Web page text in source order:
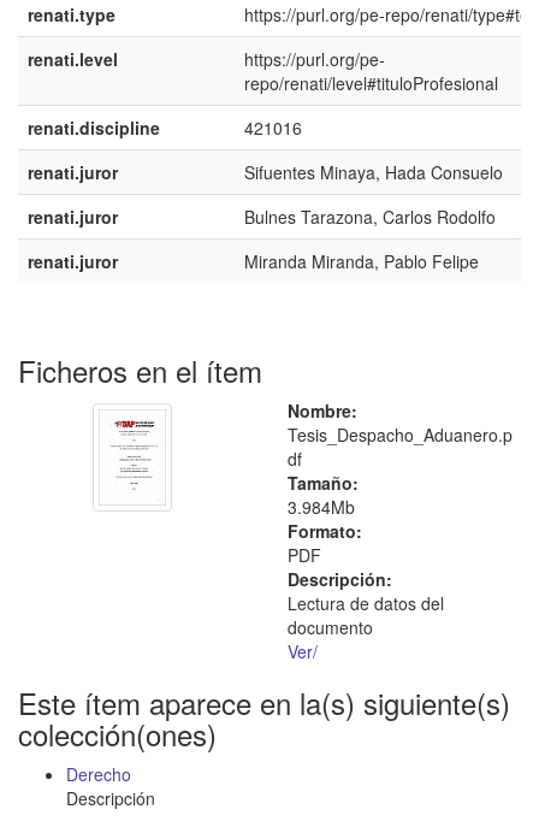
renati.type
https://purl.org/pe-repo/renati/
renati.level
https://purl.org/pe-
repo/renati/level#tituloProfesional
renati.discipline
421016
renati.juror
Sifuentes Minaya, Hada Consuelo
renati.juror
Bulnes Tarazona, Carlos Rodolfo
renati.juror
Miranda Miranda, Pablo Felipe
Ficheros en el ítem
Nombre:
Tesis_Despacho_Aduanero.p
df
Tamaño:
3.984Mb
Formato:
PDF
Descripción:
Lectura de datos del
documento
Ver/
Este ítem aparece en la(s) siguiente(s)
colección(ones)
Derecho
Descripción